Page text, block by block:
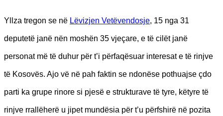
Yllza tregon se në Lëvizjen Vetëvendosje, 15 nga 31
deputetë janë nën moshën 35 vjeçare, e të cilët janë
personat më të duhur për t’i përfaqësuar interesat e të rinjve
të Kosovës. Ajo vë në pah faktin se ndonëse pothuajse çdo
parti ka grupe rinore si pjesë e strukturave të tyre, këtyre të
rinjve rrallëherë u jipet mundësia për t’u përfshirë në pozita